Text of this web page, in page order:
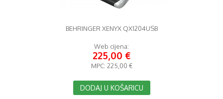
BEHRINGER XENYX QX1204USB
Web cijena:
225,00 €
MPC: 225,00 €
DODAJ U KOŠARICU